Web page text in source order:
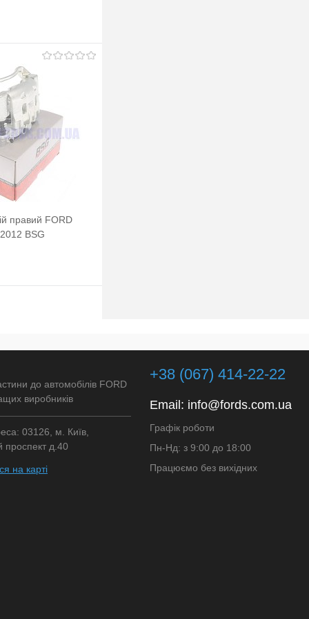
правий FORD
BSG
Порівняння
до автомобілів FORD
виробників
03126, м. Київ,
проспект д.40
на карті
+38 (067) 414-22-22
Email: info@fords.com.ua
Графік роботи
Пн-Нд: з 9:00 до 18:00
Працюємо без вихідних